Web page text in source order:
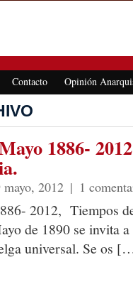
Contacto Opinión
1886-
2012 | 1
2012, Tiempos
de 1890 se invita
universal. Se os